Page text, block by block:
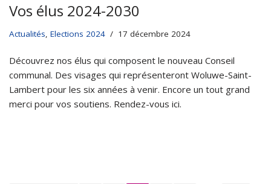
Vos élus 2024-2030
Actualités, Elections 2024 17 décembre 2024
Découvrez nos élus qui composent le nouveau Conseil
communal. Des visages qui représenteront Woluwe-Saint-
Lambert pour les six années à venir. Encore un tout grand
merci pour vos soutiens. Rendez-vous ici.